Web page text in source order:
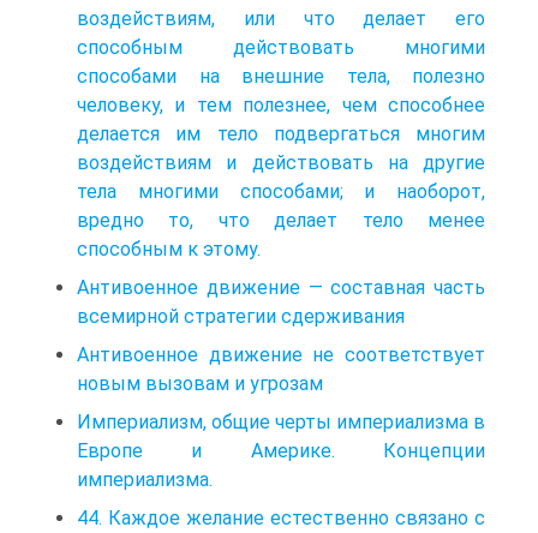
воздействиям, или что делает его
способным действовать многими
способами на внешние тела, полезно
человеку, и тем полезнее, чем способнее
делается им тело подвергаться многим
воздействиям и действовать на другие
тела многими способами; и наоборот,
вредно то, что делает тело менее
способным к этому.
Антивоенное движение — составная часть
всемирной стратегии сдерживания
Антивоенное движение не соответствует
новым вызовам и угрозам
Империализм, общие черты империализма в
Европе и Америке. Концепции
империализма.
44. Каждое желание естественно связано с